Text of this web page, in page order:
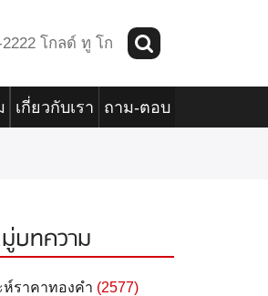
2222 โกลด์ ทู โก
เกี่ยวกับเรา ถาม-ตอบ
บทความ
ห์ราคาทองคำ (2577)